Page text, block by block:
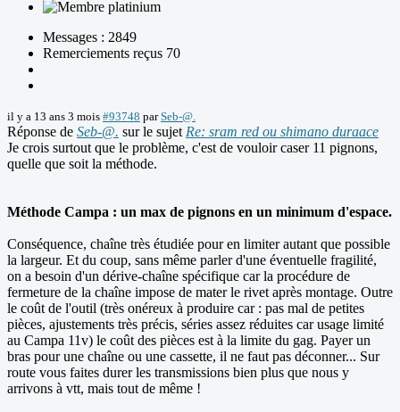
Messages : 2849
Remerciements reçus 70
il y a 13 ans 3 mois #93748 parSeb-@.
Réponse de Seb-@. sur le sujet Re: sram red ou shimano duraace
Je crois surtout que le problème, c'est de vouloir caser 11 pignons,
quelle que soit la méthode.
Méthode Campa : un max de pignons en un minimum d'espace.
Conséquence, chaîne très étudiée pour en limiter autant que possible
la largeur. Et du coup, sans même parler d'une éventuelle fragilité,
on a besoin d'un dérive-chaîne spécifique car la procédure de
fermeture de la chaîne impose de mater le rivet après montage. Outre
le coût de l'outil (très onéreux à produire car : pas mal de petites
pièces, ajustements très précis, séries assez réduites car usage limité
au Campa 11v) le coût des pièces est à la limite du gag. Payer un
bras pour une chaîne ou une cassette, il ne faut pas déconner... Sur
route vous faites durer les transmissions bien plus que nous y
arrivons à vtt, mais tout de même !